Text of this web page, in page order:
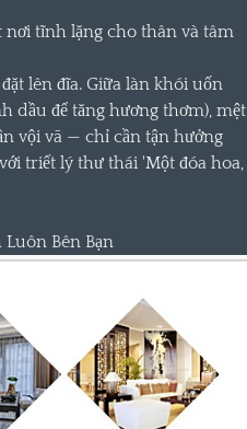
tĩnh lặng cho thân và tâm
lên đĩa. Giữa làn khói uốn
dầu để tăng hương thơm), mệt
vội vã — chỉ cần tận hưởng
triết lý thư thái 'Một đóa hoa,
Bên Bạn